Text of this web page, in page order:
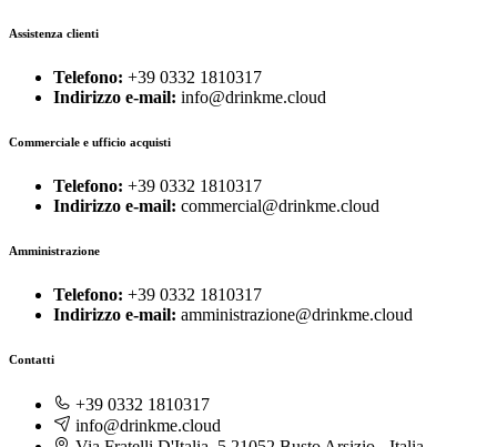
Assistenza clienti
Telefono: +39 0332 1810317
Indirizzo e-mail: info@drinkme.cloud
Commerciale e ufficio acquisti
Telefono: +39 0332 1810317
Indirizzo e-mail: commercial@drinkme.cloud
Amministrazione
Telefono: +39 0332 1810317
Indirizzo e-mail: amministrazione@drinkme.cloud
Contatti
+39 0332 1810317
info@drinkme.cloud